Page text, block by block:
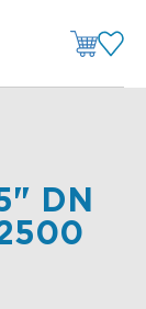
DN